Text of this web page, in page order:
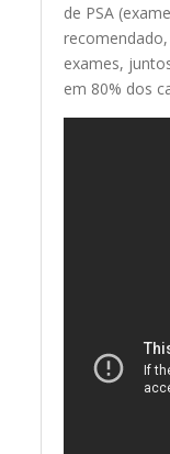
de PSA
exames,
em 80% dos